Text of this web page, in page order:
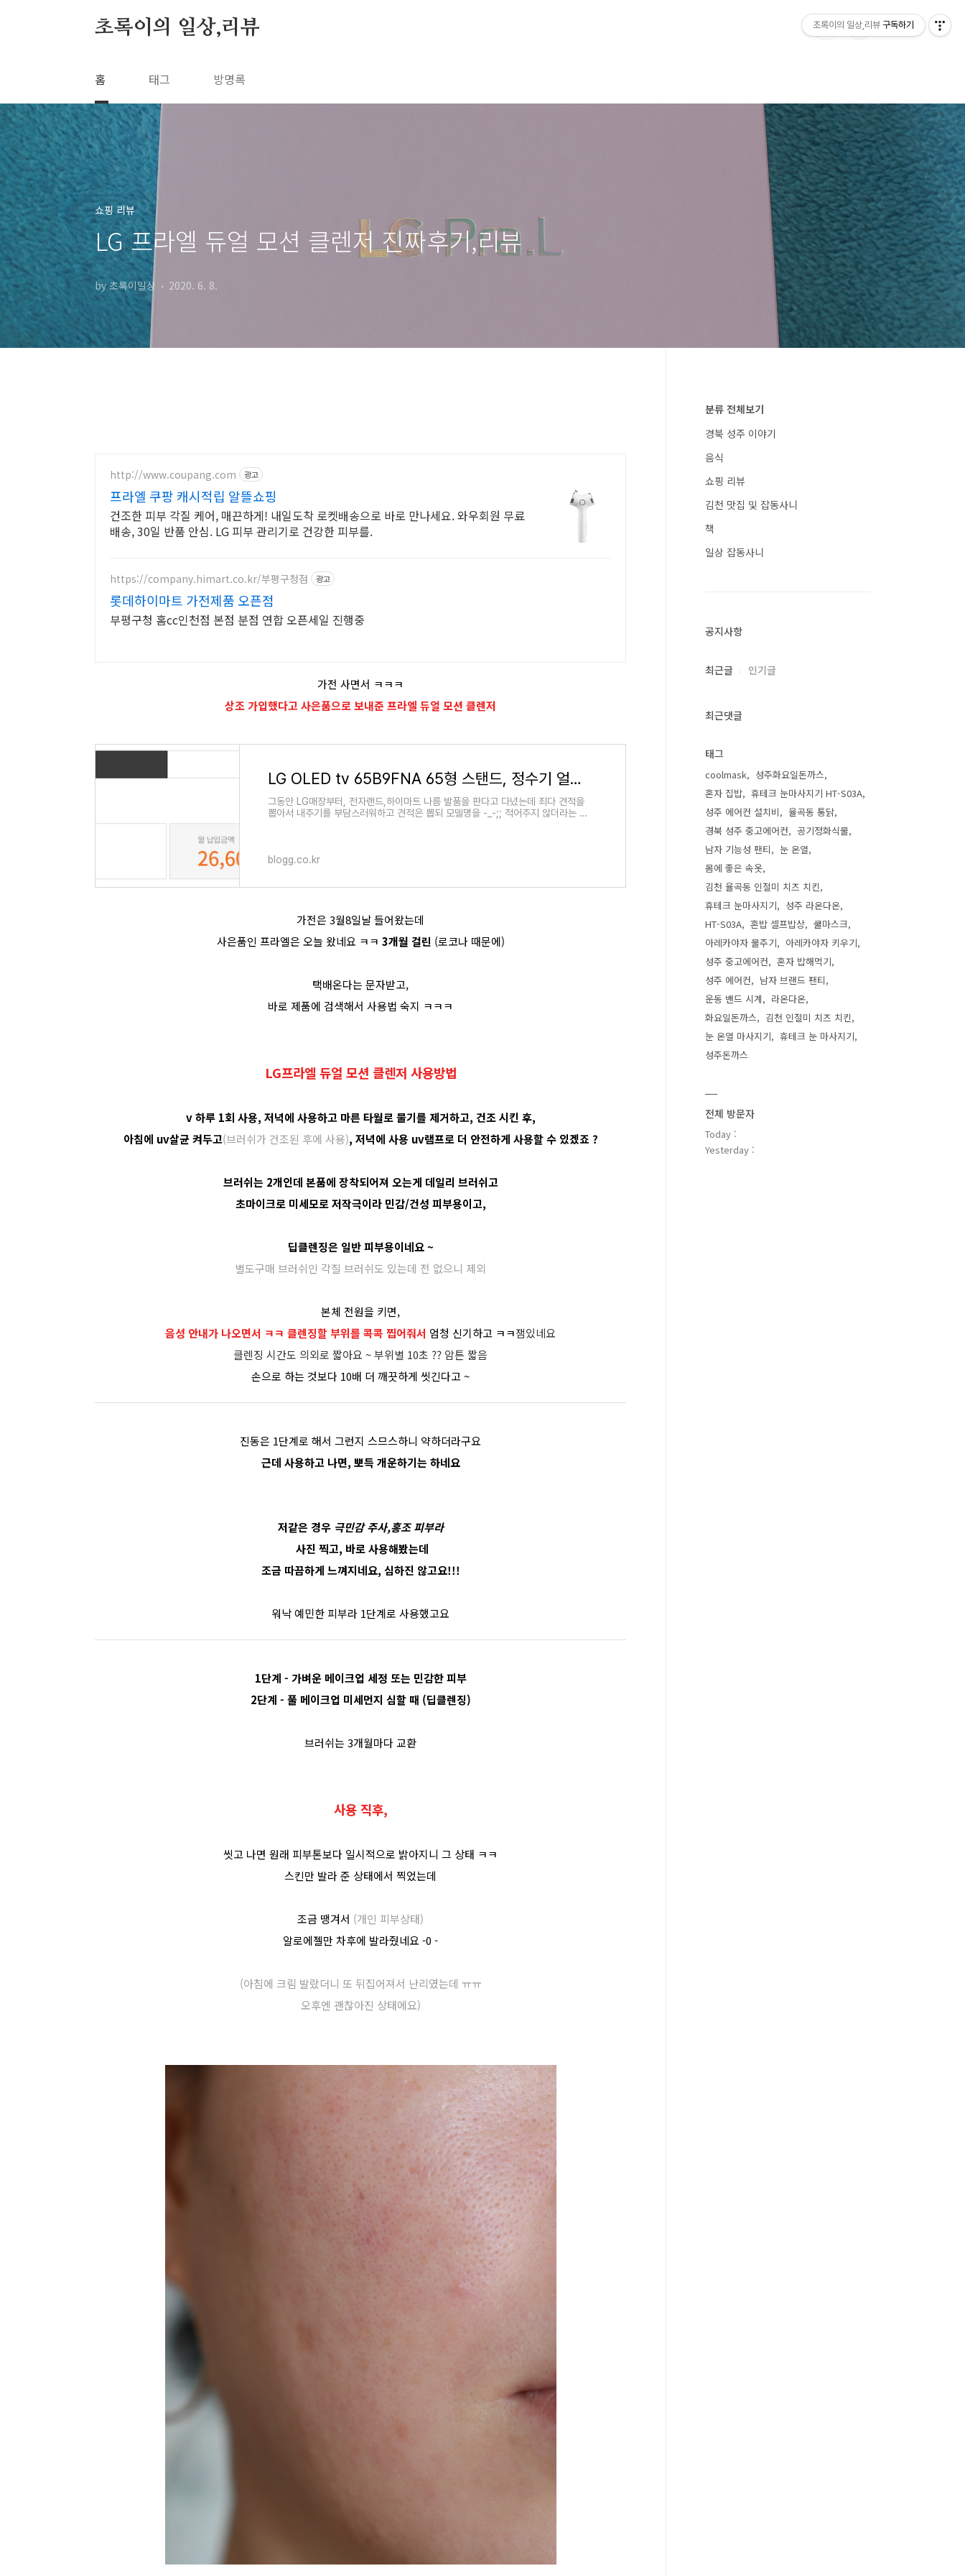
초록이의 일상,리뷰
홈 태그 방명록
쇼핑 리뷰
LG 프라엘 듀얼 모션 클렌저 진짜후기,리뷰
by 초록이일상 2020. 6. 8.
http://www.coupang.com 광고
프라엘 쿠팡 캐시적립 알뜰쇼핑
건조한 피부 각질 케어, 매끈하게! 내일도착 로켓배송으로 바로 만나세요. 와우회원 무료
배송, 30일 반품 안심. LG 피부 관리기로 건강한 피부를.
https://company.himart.co.kr/부평구청점 광고
롯데하이마트 가전제품 오픈점
부평구청 홈cc인천점 본점 분점 연합 오픈세일 진행중
가전 사면서 ㅋㅋㅋ
상조 가입했다고 사은품으로 보내준 프라엘 듀얼 모션 클렌저
LG OLED tv 65B9FNA 65형 스탠드, 정수기 얼음 냉장고 J812S35 구매기 훔...
그동안 LG매장부터, 전자랜드,하이마트 나름 발품을 판다고 다녔는데 죄다 견적을
뽑아서 내주기를 부담스러워하고 견적은 뽑되 모델명을 -_-;; 적어주지 않더라는 ~
blogg.co.kr
가전은 3월8일날 들어왔는데
사은품인 프라엘은 오늘 왔네요 ㅋㅋ 3개월 걸린 (로코나 때문에)
택배온다는 문자받고,
바로 제품에 검색해서 사용법 숙지 ㅋㅋㅋ
LG프라엘 듀얼 모션 클렌저 사용방법
v 하루 1회 사용, 저녁에 사용하고 마른 타월로 물기를 제거하고, 건조 시킨 후,
아침에 uv살균 켜두고(브러쉬가 건조된 후에 사용), 저녁에 사용 uv램프로 더 안전하게 사용할 수 있겠죠 ?
브러쉬는 2개인데 본품에 장착되어져 오는게 데일리 브러쉬고
초마이크로 미세모로 저작극이라 민감/건성 피부용이고,
딥클렌징은 일반 피부용이네요 ~
별도구매 브러쉬인 각질 브러쉬도 있는데 전 없으니 제외
본체 전원을 키면,
음성 안내가 나오면서 ㅋㅋ 클렌징할 부위를 콕콕 찝어줘서 엄청 신기하고 ㅋㅋ잼있네요
클렌징 시간도 의외로 짧아요 ~ 부위별 10초 ?? 암튼 짧음
손으로 하는 것보다 10배 더 깨끗하게 씻긴다고 ~
진동은 1단계로 해서 그런지 스므스하니 약하더라구요
근데 사용하고 나면, 뽀득 개운하기는 하네요
저같은 경우 극민감 주사,홍조 피부라
사진 찍고, 바로 사용해봤는데
조금 따끔하게 느껴지네요, 심하진 않고요!!!
워낙 예민한 피부라 1단계로 사용했고요
1단계 - 가벼운 메이크업 세정 또는 민감한 피부
2단계 - 풀 메이크업 미세먼지 심할 때 (딥클렌징)
브러쉬는 3개월마다 교환
사용 직후,
씻고 나면 원래 피부톤보다 일시적으로 밝아지니 그 상태 ㅋㅋ
스킨만 발라 준 상태에서 찍었는데
조금 땡겨서 (개인 피부상태)
알로에젤만 차후에 발라줬네요 -0 -
(아침에 크림 발랐더니 또 뒤집어져서 난리였는데 ㅠㅠ
오후엔 괜찮아진 상태에요)
분류 전체보기
경북 성주 이야기
음식
쇼핑 리뷰
김천 맛집 및 잡동사니
책
일상 잡동사니
공지사항
최근글 인기글
최근댓글
태그
coolmask
성주화요일돈까스
혼자 집밥
휴테크 눈마사지기 HT-S03A
성주 에어컨 설치비
율곡동 통닭
경북 성주 중고에어컨
공기정화식물
남자 기능성 팬티
눈 온열
몸에 좋은 속옷
김천 율곡동 인절미 치즈 치킨
휴테크 눈마사지기
성주 라온다온
HT-S03A
혼밥 셀프밥상
쿨마스크
아레카야자 물주기
아레카야자 키우기
성주 중고에어컨
혼자 밥해먹기
성주 에어컨
남자 브랜드 팬티
운동 밴드 시계
라온다온
화요일돈까스
김천 인절미 치즈 치킨
눈 온열 마사지기
휴테크 눈 마사지기
성주돈까스
전체 방문자
Today :
Yesterday :
초록이의 일상,리뷰 구독하기